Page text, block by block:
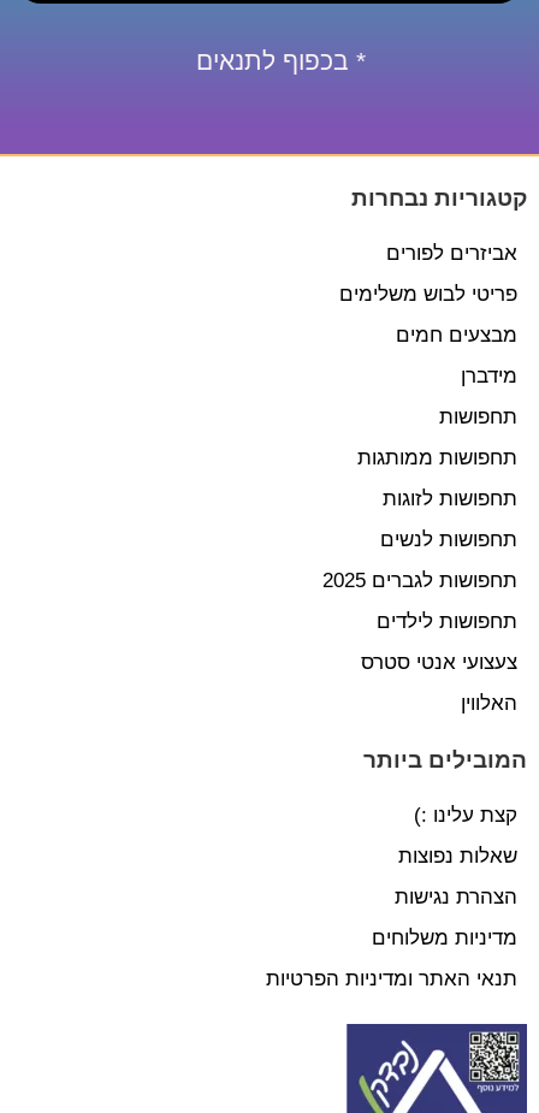
* בכפוף לתנאים
קטגוריות נבחרות
אביזרים לפורים
פריטי לבוש משלימים
מבצעים חמים
מידברן
תחפושות
תחפושות ממותגות
תחפושות לזוגות
תחפושות לנשים
תחפושות לגברים 2025
תחפושות לילדים
צעצועי אנטי סטרס
האלווין
המובילים ביותר
קצת עלינו :)
שאלות נפוצות
הצהרת נגישות
מדיניות משלוחים
תנאי האתר ומדיניות הפרטיות